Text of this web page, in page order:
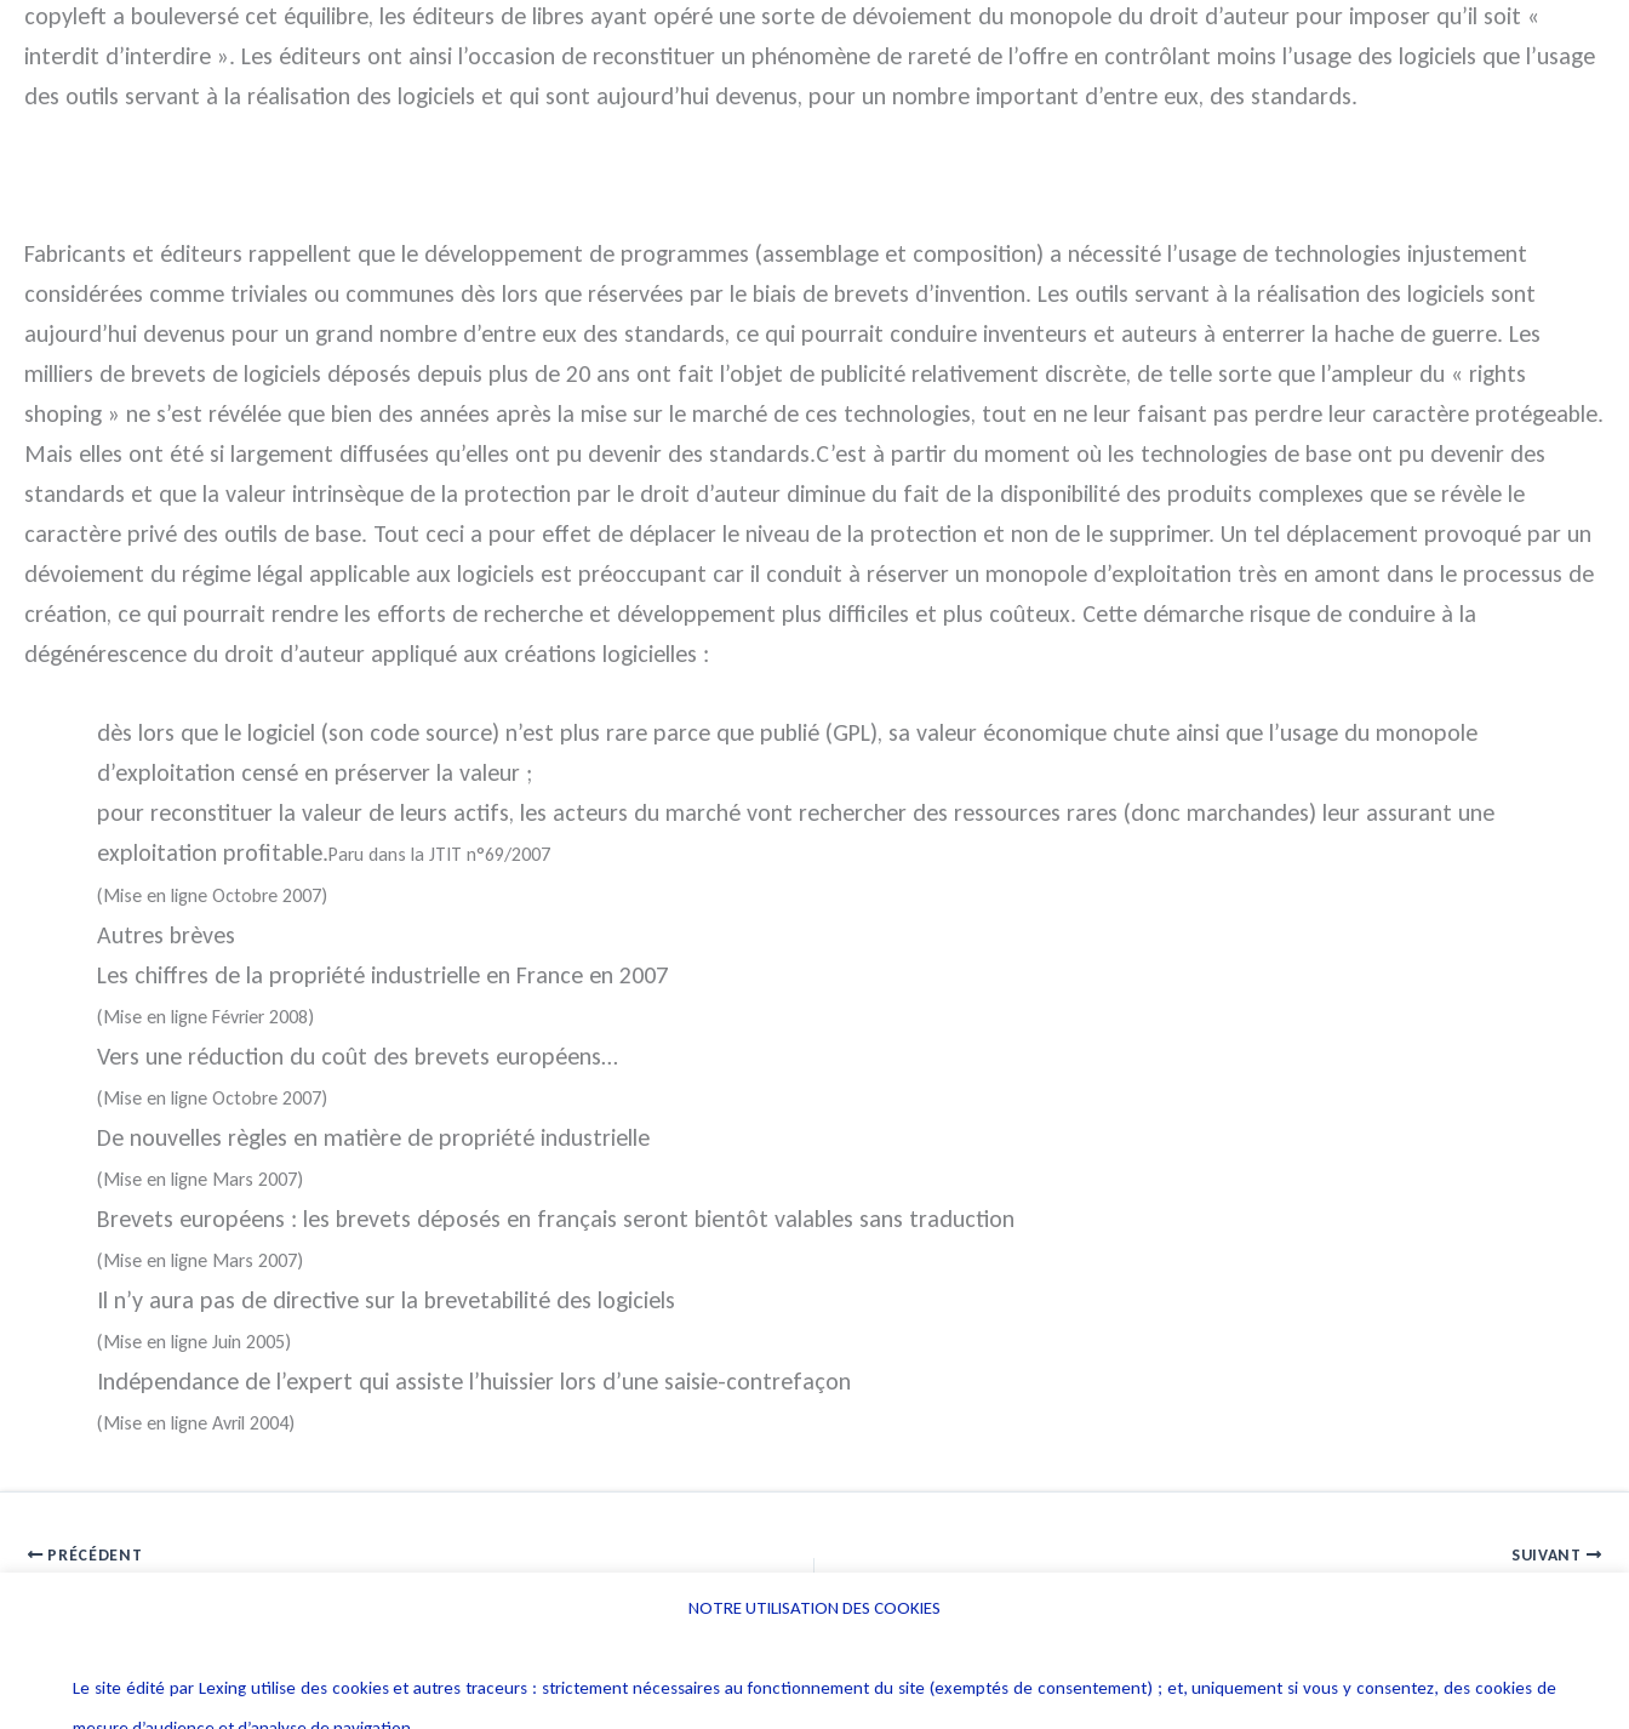
copyleft a bouleversé cet équilibre, les éditeurs de libres ayant opéré une sorte de dévoiement du monopole du droit d’auteur pour imposer qu’il soit «
interdit d’interdire ». Les éditeurs ont ainsi l’occasion de reconstituer un phénomène de rareté de l’offre en contrôlant moins l’usage des logiciels que l’usage
des outils servant à la réalisation des logiciels et qui sont aujourd’hui devenus, pour un nombre important d’entre eux, des standards.
Fabricants et éditeurs rappellent que le développement de programmes (assemblage et composition) a nécessité l’usage de technologies injustement
considérées comme triviales ou communes dès lors que réservées par le biais de brevets d’invention. Les outils servant à la réalisation des logiciels sont
aujourd’hui devenus pour un grand nombre d’entre eux des standards, ce qui pourrait conduire inventeurs et auteurs à enterrer la hache de guerre. Les
milliers de brevets de logiciels déposés depuis plus de 20 ans ont fait l’objet de publicité relativement discrète, de telle sorte que l’ampleur du « rights
shoping » ne s’est révélée que bien des années après la mise sur le marché de ces technologies, tout en ne leur faisant pas perdre leur caractère protégeable.
Mais elles ont été si largement diffusées qu’elles ont pu devenir des standards.C’est à partir du moment où les technologies de base ont pu devenir des
standards et que la valeur intrinsèque de la protection par le droit d’auteur diminue du fait de la disponibilité des produits complexes que se révèle le
caractère privé des outils de base. Tout ceci a pour effet de déplacer le niveau de la protection et non de le supprimer. Un tel déplacement provoqué par un
dévoiement du régime légal applicable aux logiciels est préoccupant car il conduit à réserver un monopole d’exploitation très en amont dans le processus de
création, ce qui pourrait rendre les efforts de recherche et développement plus difficiles et plus coûteux. Cette démarche risque de conduire à la
dégénérescence du droit d’auteur appliqué aux créations logicielles :
dès lors que le logiciel (son code source) n’est plus rare parce que publié (GPL), sa valeur économique chute ainsi que l’usage du monopole
d’exploitation censé en préserver la valeur ;
pour reconstituer la valeur de leurs actifs, les acteurs du marché vont rechercher des ressources rares (donc marchandes) leur assurant une
exploitation profitable.Paru dans la JTIT n°69/2007
(Mise en ligne Octobre 2007)
Autres brèves
Les chiffres de la propriété industrielle en France en 2007
(Mise en ligne Février 2008)
Vers une réduction du coût des brevets européens…
(Mise en ligne Octobre 2007)
De nouvelles règles en matière de propriété industrielle
(Mise en ligne Mars 2007)
Brevets européens : les brevets déposés en français seront bientôt valables sans traduction
(Mise en ligne Mars 2007)
Il n’y aura pas de directive sur la brevetabilité des logiciels
(Mise en ligne Juin 2005)
Indépendance de l’expert qui assiste l’huissier lors d’une saisie-contrefaçon
(Mise en ligne Avril 2004)
PRÉCÉDENT SUIVANT
NOTRE UTILISATION DES COOKIES
Le site édité par Lexing utilise des cookies et autres traceurs : strictement nécessaires au fonctionnement du site (exemptés de consentement) ; et, uniquement si vous y consentez, des cookies de